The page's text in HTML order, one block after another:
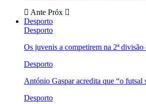
Ante Próx
Desporto
Desporto
Os juvenis a competirem na 2ª
Desporto
António Gaspar acredita que “o futsal
Desporto